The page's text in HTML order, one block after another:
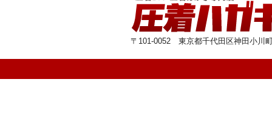
〒101-0052 東京都千代田区神田小川